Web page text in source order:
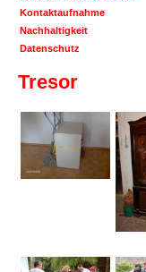
Kontaktaufnahme
Nachhaltigkeit
Datenschutz
Tresor